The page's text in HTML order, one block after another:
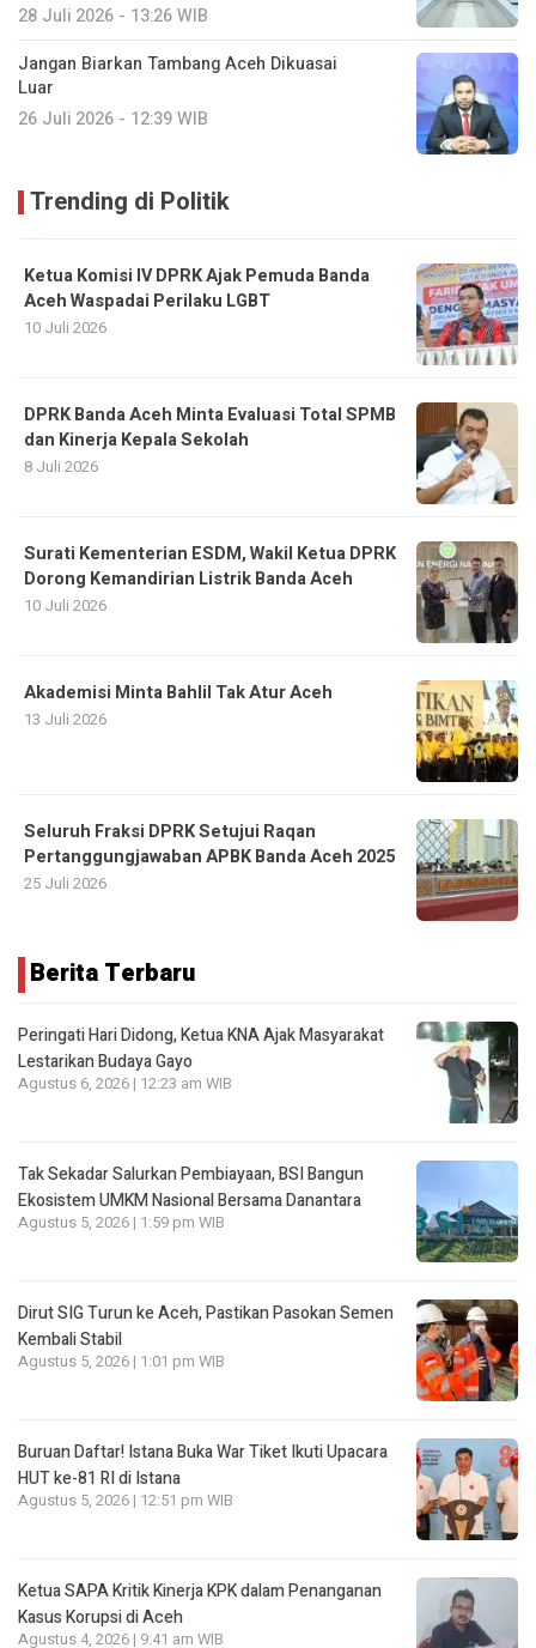
28 Juli 2026 - 13:26 WIB
Jangan Biarkan Tambang Aceh Dikuasai
Luar
26 Juli 2026 - 12:39 WIB
Trending di Politik
Ketua Komisi IV DPRK Ajak Pemuda Banda
Aceh Waspadai Perilaku LGBT
10 Juli 2026
DPRK Banda Aceh Minta Evaluasi Total SPMB
dan Kinerja Kepala Sekolah
8 Juli 2026
Surati Kementerian ESDM, Wakil Ketua DPRK
Dorong Kemandirian Listrik Banda Aceh
10 Juli 2026
Akademisi Minta Bahlil Tak Atur Aceh
13 Juli 2026
Seluruh Fraksi DPRK Setujui Raqan
Pertanggungjawaban APBK Banda Aceh 2025
25 Juli 2026
Berita Terbaru
Peringati Hari Didong, Ketua KNA Ajak Masyarakat
Lestarikan Budaya Gayo
Agustus 6, 2026 | 12:23 am WIB
Tak Sekadar Salurkan Pembiayaan, BSI Bangun
Ekosistem UMKM Nasional Bersama Danantara
Agustus 5, 2026 | 1:59 pm WIB
Dirut SIG Turun ke Aceh, Pastikan Pasokan Semen
Kembali Stabil
Agustus 5, 2026 | 1:01 pm WIB
Buruan Daftar! Istana Buka War Tiket Ikuti Upacara
HUT ke-81 RI di Istana
Agustus 5, 2026 | 12:51 pm WIB
Ketua SAPA Kritik Kinerja KPK dalam Penanganan
Kasus Korupsi di Aceh
Agustus 4, 2026 | 9:41 am WIB